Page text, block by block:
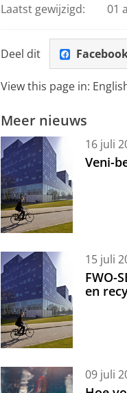
Laatst gewijzigd: 01
Deel dit
View this page in:
Meer nieuws
16 juli
Veni-
15 juli
FWO-
en
09 juli